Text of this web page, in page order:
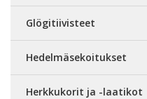
Glögitiivisteet
Hedelmäsekoitukset
Herkkukorit ja -laatikot